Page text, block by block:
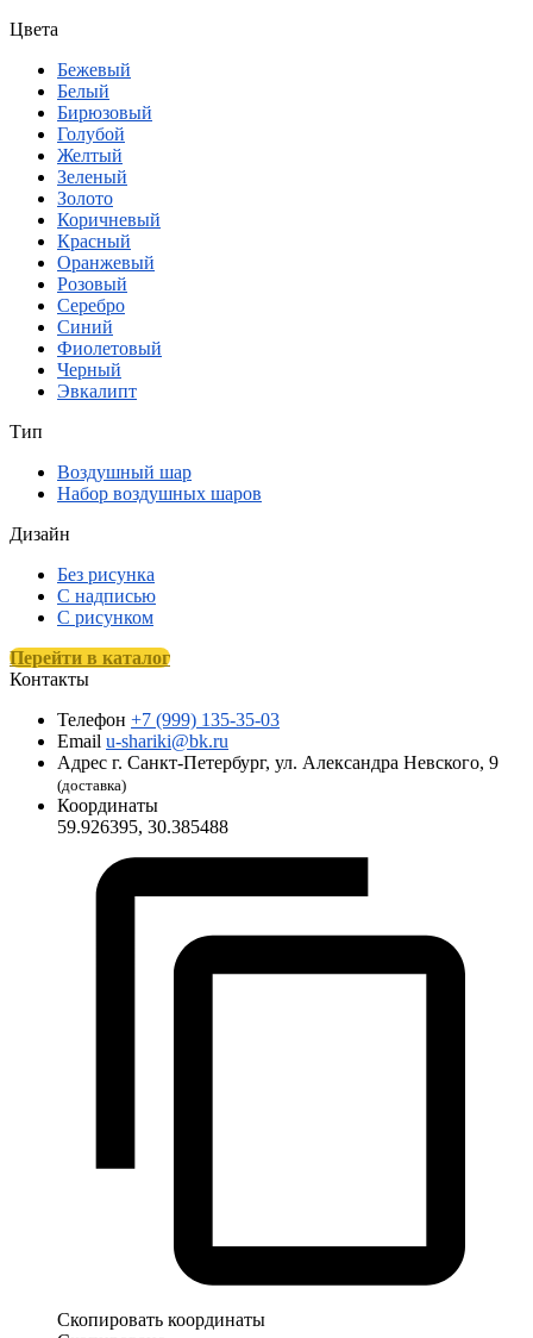
Цвета
Бежевый
Белый
Бирюзовый
Голубой
Желтый
Зеленый
Золото
Коричневый
Красный
Оранжевый
Розовый
Серебро
Синий
Фиолетовый
Черный
Эвкалипт
Тип
Воздушный шар
Набор воздушных шаров
Дизайн
Без рисунка
С надписью
С рисунком
Перейти в каталог
Контакты
Телефон +7 (999) 135-35-03
Email u-shariki@bk.ru
Адрес г. Санкт-Петербург, ул. Александра Невского, 9
(доставка)
Координаты
59.926395, 30.385488
Скопировать координаты